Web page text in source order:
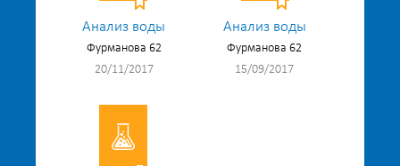
Анализ воды
Фурманова 62
20/11/2017
Анализ воды
Фурманова 62
15/09/2017